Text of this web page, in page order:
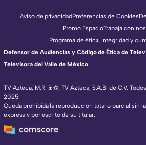
TV Azteca, M.R. & ©, TV Azteca, S.A.B. de C.V.
2025.
Queda prohibida la reproducción total o parcial sin
expresa y por escrito de su titular.
Aviso de privacidadPreferencias de Cookies
Promo EspacioTrabaja con
Programa de ética, integridad y
Defensor de Audiencias y Código de Ética de
Televisora del Valle de México